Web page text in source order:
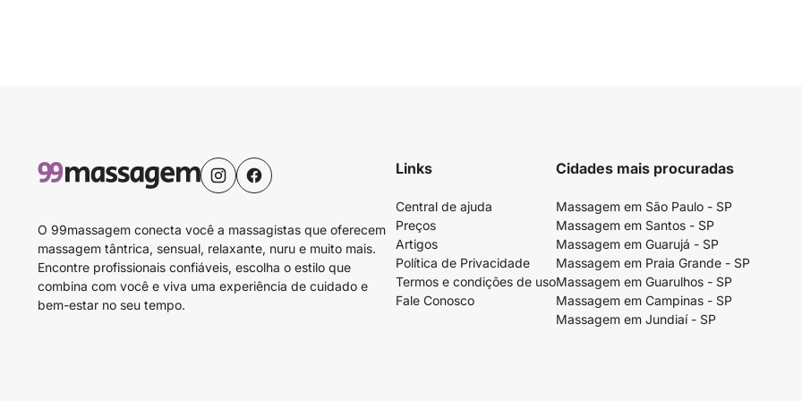
O 99massagem conecta você a massagistas que oferecem
massagem tântrica, sensual, relaxante, nuru e muito mais.
Encontre profissionais confiáveis, escolha o estilo que
combina com você e viva uma experiência de cuidado e
bem-estar no seu tempo.
Links
Central de ajuda
Preços
Artigos
Política de Privacidade
Termos e condições de uso
Fale Conosco
Cidades mais procuradas
Massagem em São Paulo - SP
Massagem em Santos - SP
Massagem em Guarujá - SP
Massagem em Praia Grande - SP
Massagem em Guarulhos - SP
Massagem em Campinas - SP
Massagem em Jundiaí - SP